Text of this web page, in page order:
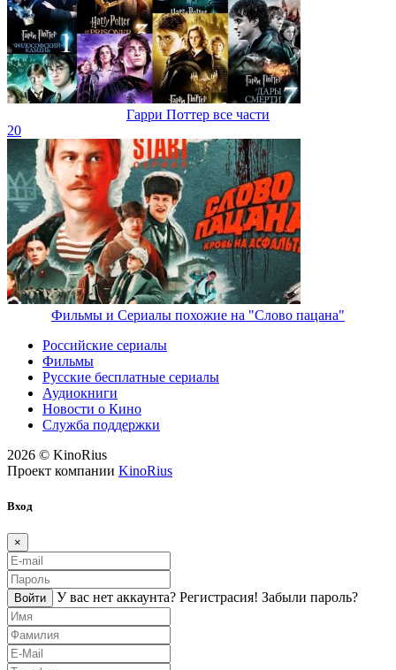
Гарри Поттер все части
20
Фильмы и Сериалы похожие на "Слово пацана"
Российские сериалы
Фильмы
Русские бесплатные сериалы
Аудиокниги
Новости о Кино
Служба поддержки
2026 © KinoRius
Проект компании KinoRius
Вход
×
Войти У вас нет аккаунта? Регистраcия! Забыли пароль?